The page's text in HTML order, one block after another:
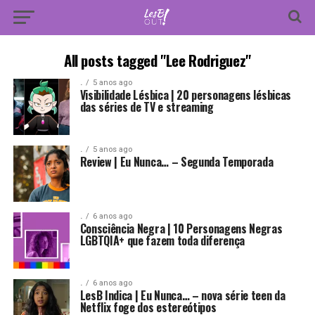
All posts tagged "Lee Rodriguez"
. 5 anos ago
Visibilidade Lésbica | 20 personagens lésbicas
das séries de TV e streaming
. 5 anos ago
Review | Eu Nunca… – Segunda Temporada
. 6 anos ago
Consciência Negra | 10 Personagens Negras
LGBTQIA+ que fazem toda diferença
. 6 anos ago
LesB Indica | Eu Nunca… – nova série teen da
Netflix foge dos estereótipos